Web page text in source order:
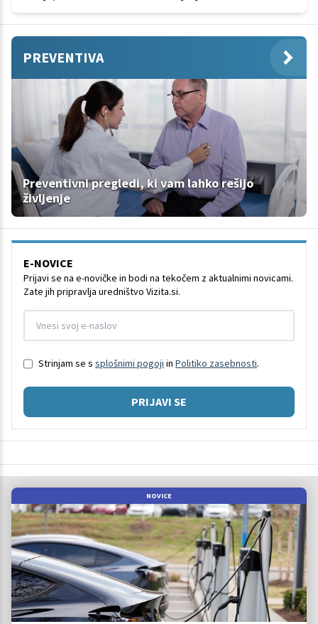
PREVENTIVA
Preventivni pregledi, ki vam lahko rešijo
življenje
E-NOVICE
Prijavi se na e-novičke in bodi na tekočem z aktualnimi novicami.
Zate jih pripravlja uredništvo Vizita.si.
Strinjam se s splošnimi pogoji in Politiko zasebnosti.
PRIJAVI SE
NOVICE